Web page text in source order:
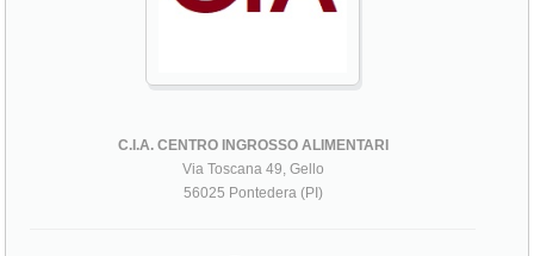
C.I.A. CENTRO INGROSSO ALIMENTARI
Via Toscana 49, Gello
56025 Pontedera (PI)